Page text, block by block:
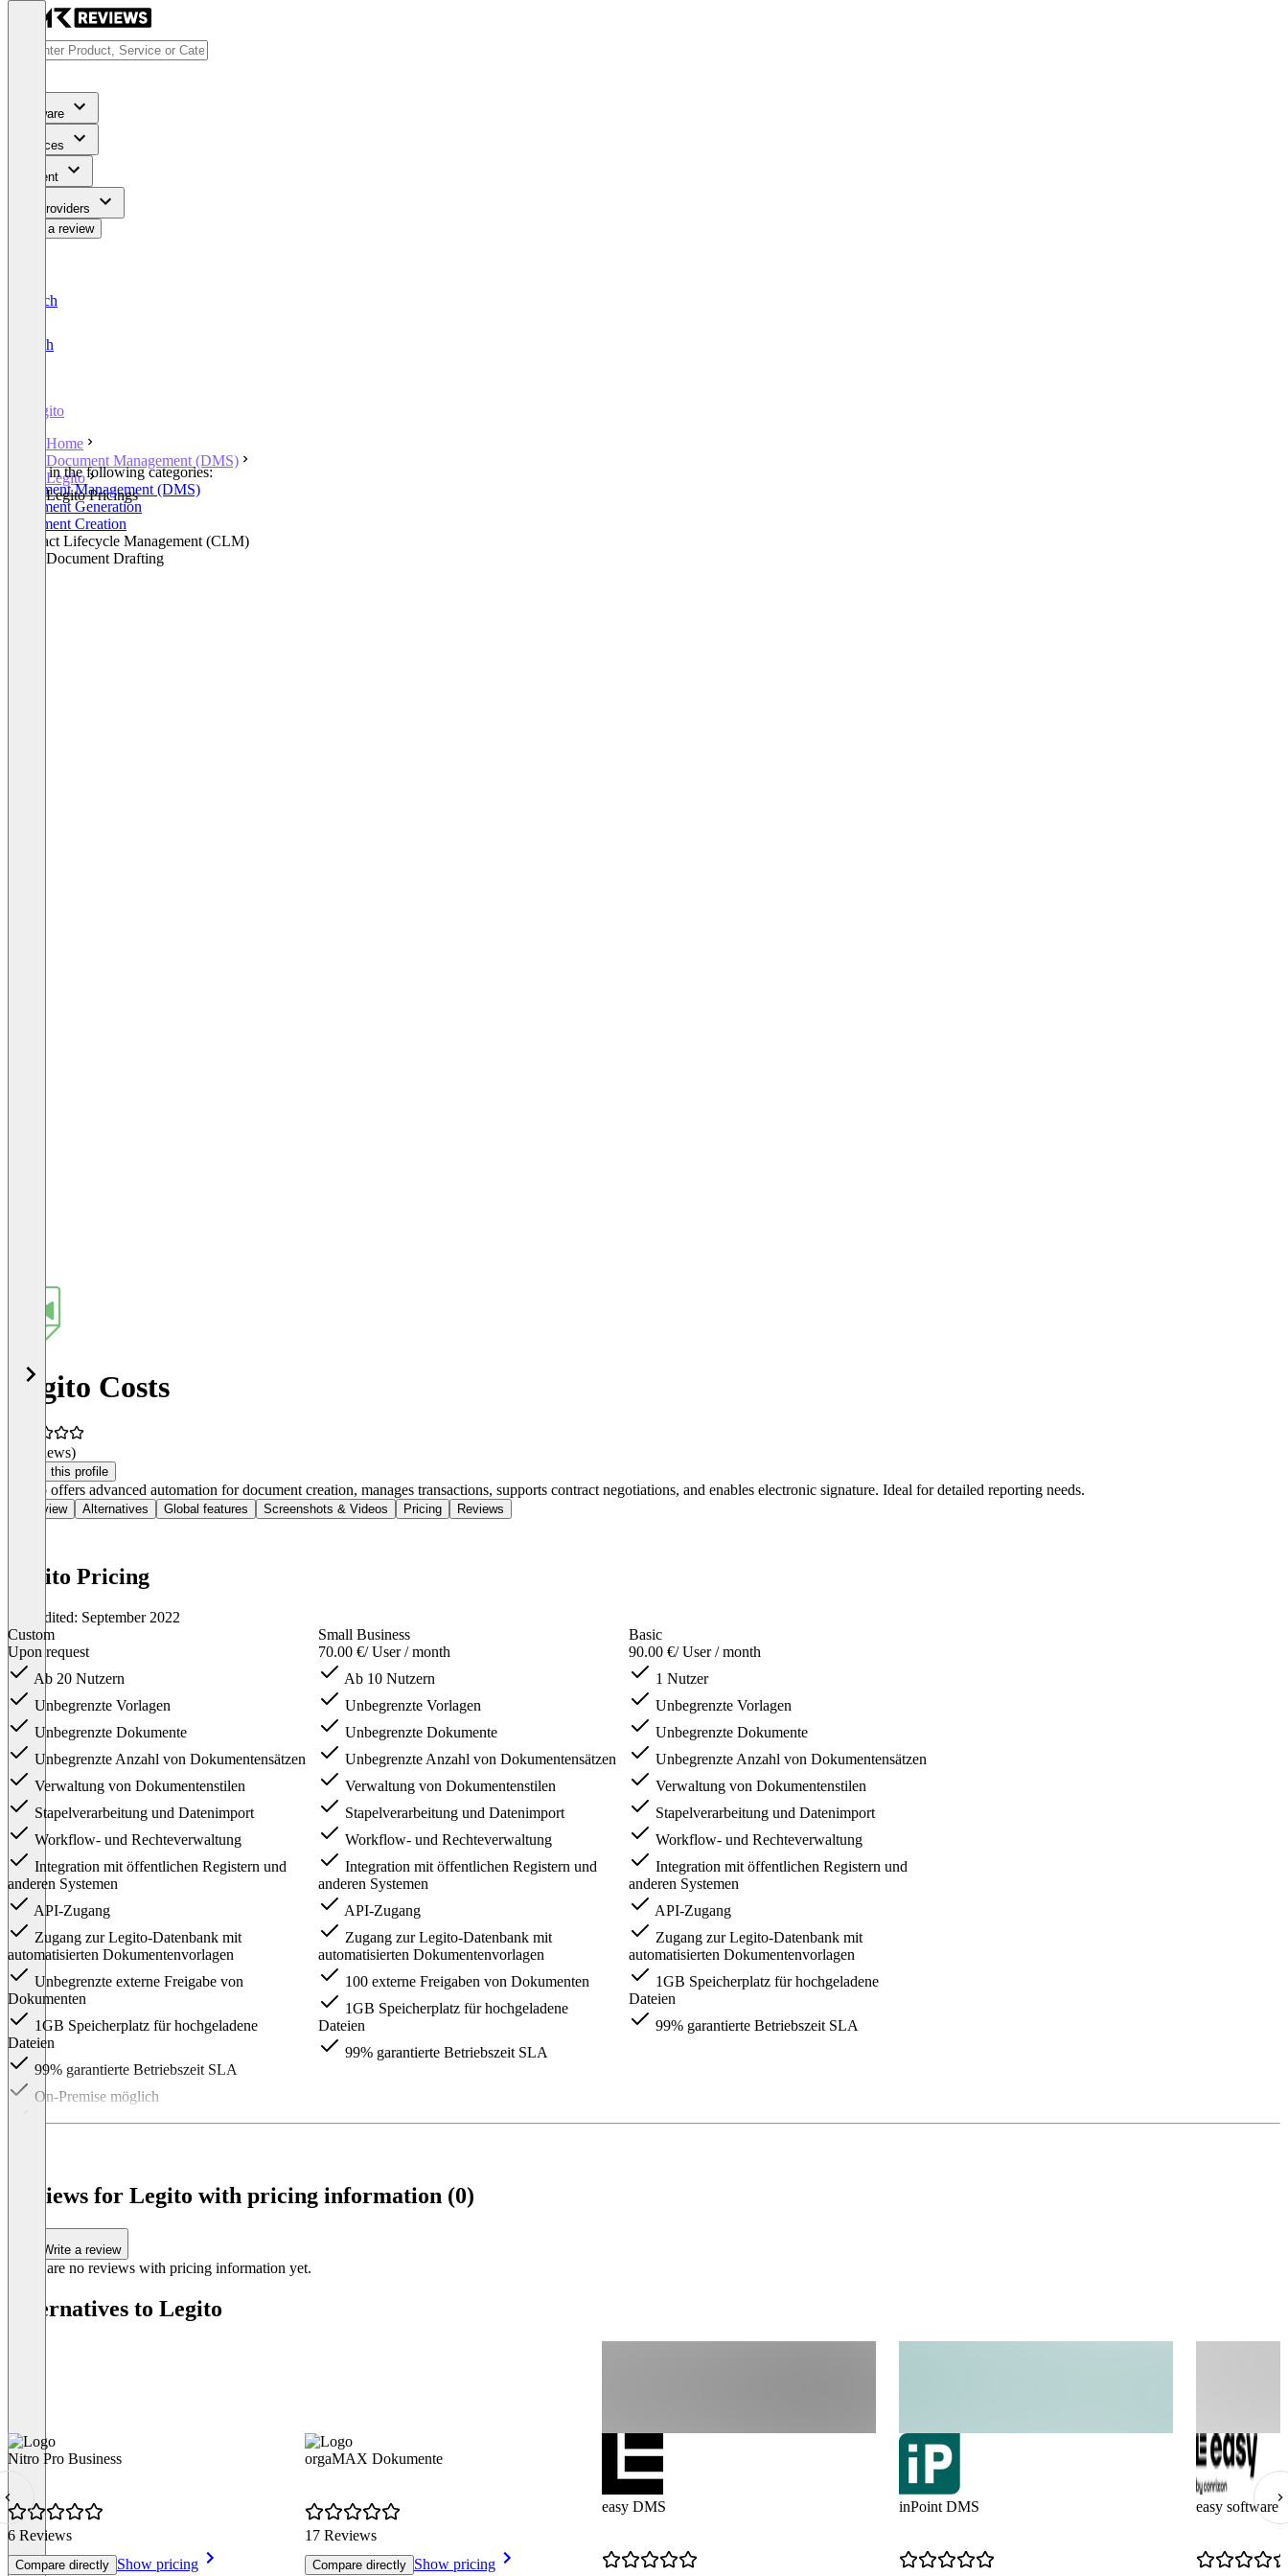
Software
Services
Content
For Providers
Write a review
Deutsch
English
Legito
Home
Document Management (DMS)
Legito
Legito Pricings
Listed in the following categories:
Document Management (DMS)
Document Generation
Document Creation
Contract Lifecycle Management (CLM)
Legal Document Drafting
Legito Costs
(0 reviews)
Claim this profile
Legito offers advanced automation for document creation, manages transactions, supports contract negotiations, and enables electronic signature. Ideal for detailed reporting needs.
Overview Alternatives Global features Screenshots & Videos Pricing Reviews
Legito Pricing
Last edited: September 2022
Custom
Upon request
Ab 20 Nutzern
Unbegrenzte Vorlagen
Unbegrenzte Dokumente
Unbegrenzte Anzahl von Dokumentensätzen
Verwaltung von Dokumentenstilen
Stapelverarbeitung und Datenimport
Workflow- und Rechteverwaltung
Integration mit öffentlichen Registern und
anderen Systemen
API-Zugang
Zugang zur Legito-Datenbank mit
automatisierten Dokumentenvorlagen
Unbegrenzte externe Freigabe von
Dokumenten
1GB Speicherplatz für hochgeladene
Dateien
99% garantierte Betriebszeit SLA
On-Premise möglich
Client Success Manager
Small Business
70.00 €/ User / month
Ab 10 Nutzern
Unbegrenzte Vorlagen
Unbegrenzte Dokumente
Unbegrenzte Anzahl von Dokumentensätzen
Verwaltung von Dokumentenstilen
Stapelverarbeitung und Datenimport
Workflow- und Rechteverwaltung
Integration mit öffentlichen Registern und
anderen Systemen
API-Zugang
Zugang zur Legito-Datenbank mit
automatisierten Dokumentenvorlagen
100 externe Freigaben von Dokumenten
1GB Speicherplatz für hochgeladene
Dateien
99% garantierte Betriebszeit SLA
Basic
90.00 €/ User / month
1 Nutzer
Unbegrenzte Vorlagen
Unbegrenzte Dokumente
Unbegrenzte Anzahl von Dokumentensätzen
Verwaltung von Dokumentenstilen
Stapelverarbeitung und Datenimport
Workflow- und Rechteverwaltung
Integration mit öffentlichen Registern und
anderen Systemen
API-Zugang
Zugang zur Legito-Datenbank mit
automatisierten Dokumentenvorlagen
1GB Speicherplatz für hochgeladene
Dateien
99% garantierte Betriebszeit SLA
Reviews for Legito with pricing information (0)
Write a review
There are no reviews with pricing information yet.
Alternatives to Legito
Nitro Pro Business
6 Reviews
Compare directly Show pricing
orgaMAX Dokumente
17 Reviews
Compare directly Show pricing
easy DMS inPoint DMS easy software